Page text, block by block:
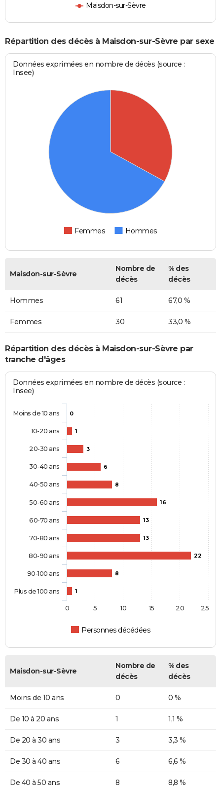
Maisdon-sur-Sèvre
Répartition des décès à Maisdon-sur-Sèvre par sexe
Données exprimées en nombre de décès (source :
Insee)
Femmes Hommes
Maisdon-sur-Sèvre
Nombre de
décès
% des
décès
Hommes 61 67,0 %
Femmes 30 33,0 %
Répartition des décès à Maisdon-sur-Sèvre par
tranche d'âges
Données exprimées en nombre de décès (source :
Insee)
0
1
3
6
8
16
13
13
22
8
1
Personnes décédées
Moins de 10 ans
10-20 ans
20-30 ans
30-40 ans
40-50 ans
50-60 ans
60-70 ans
70-80 ans
80-90 ans
90-100 ans
Plus de 100 ans
0 5 10 15 20 25
Maisdon-sur-Sèvre
Nombre de
décès
% des
décès
Moins de 10 ans 0 0 %
De 10 à 20 ans 1 1,1 %
De 20 à 30 ans 3 3,3 %
De 30 à 40 ans 6 6,6 %
De 40 à 50 ans 8 8,8 %